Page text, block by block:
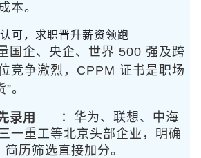
本。
可，求职晋升薪资领跑
国企、央企、世界 500 强及跨
竞争激烈，CPPM 证书是职场
。
录用
：华为、联想、中海
一重工等北京头部企业，明确
简历筛选直接加分。